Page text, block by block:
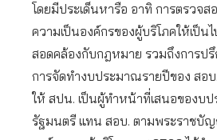
โดยมีประเด็นหารือ อาทิ การตรวจ
ความเป็นองค์กรของผู้บริโภคให้เป็น
สอดคล้องกับกฎหมาย รวมถึงการป
การจัดทำงบประมาณรายปีของ สอ
ให้ สปน. เป็นผู้ทำหน้าที่เสนอของบ
รัฐมนตรี แทน สอบ. ตามพระราชบั